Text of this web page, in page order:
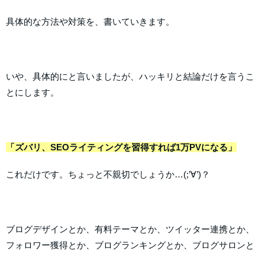
具体的な方法や対策を、書いていきます。
いや、具体的にと言いましたが、ハッキリと結論だけを言うこ
とにします。
「ズバリ、SEOライティングを習得すれば1万PVになる」
これだけです。ちょっと不親切でしょうか…(;’∀’)？
ブログデザインとか、有料テーマとか、ツイッター連携とか、
フォロワー獲得とか、ブログランキングとか、ブログサロンと